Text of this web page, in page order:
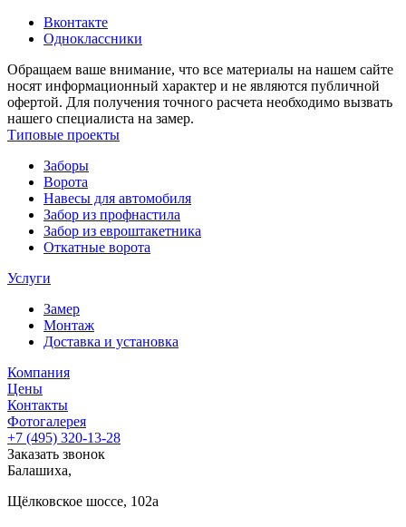
Вконтакте
Одноклассники
Обращаем ваше внимание, что все материалы на нашем сайте
носят информационный характер и не являются публичной
офертой. Для получения точного расчета необходимо вызвать
нашего специалиста на замер.
Типовые проекты
Заборы
Ворота
Навесы для автомобиля
Забор из профнастила
Забор из евроштакетника
Откатные ворота
Услуги
Замер
Монтаж
Доставка и установка
Компания
Цены
Контакты
Фотогалерея
+7 (495) 320-13-28
Заказать звонок
Балашиха,
Щёлковское шоссе, 102а